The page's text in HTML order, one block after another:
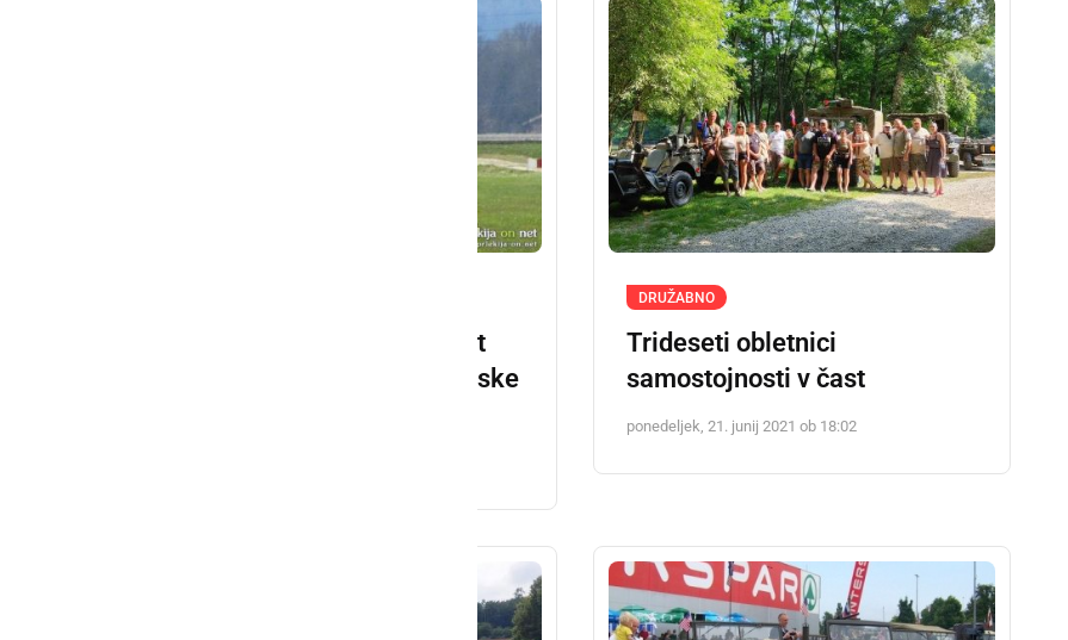
Te dni povečana prisotnost
pripadnikov Slovenske vojske
DRUŽABNO
Trideseti obletnici
samostojnosti v čast
ponedeljek, 21. junij 2021 ob 18:02